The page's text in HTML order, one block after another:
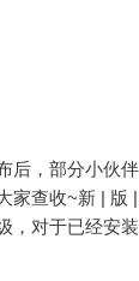
后，部分小伙
家查收~新 | 版
，对于已经安